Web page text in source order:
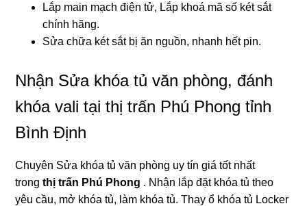
Lắp main mạch điện tử, Lắp khoá mã số két sắt
chính hãng.
Sửa chữa két sắt bị ăn nguồn, nhanh hết pin.
Nhận Sửa khóa tủ văn phòng, đánh
khóa vali tại thị trấn Phú Phong tỉnh
Bình Định
Chuyên Sửa khóa tủ văn phòng uy tín giá tốt nhất
trongthị trấn Phú Phong . Nhận lắp đặt khóa tủ theo
yêu cầu, mở khóa tủ, làm khóa tủ. Thay ổ khóa tủ Locker